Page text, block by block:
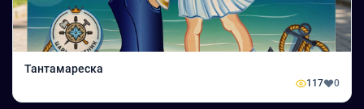
Тантамареска
117 0